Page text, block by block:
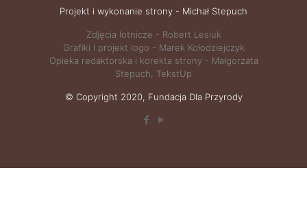
Projekt i wykonanie strony - Michał Stepuch
Zdjęcia lotnicze - Robert Lesiuk
Grafiki i projekt logo - Marek Kołodziejczyk
Opieka redaktorska i korekta strony - Małgorzata
Stepuch, TekstUp
© Copyright 2020, Fundacja Dla Przyrody